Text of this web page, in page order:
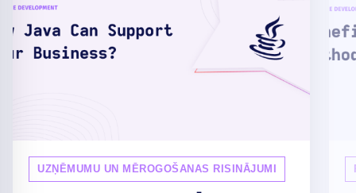
UZŅĒMUMU UN MĒROGOŠANAS RISINĀJUMI